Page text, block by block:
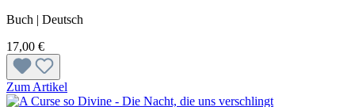
Buch | Deutsch
17,00 €
Zum Artikel